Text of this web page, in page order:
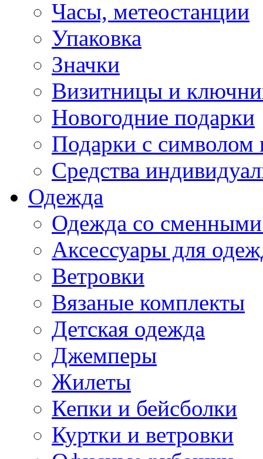
Часы, метеостанции
Упаковка
Значки
Визитницы и
Новогодние подарки
Подарки с символом
Средства
Одежда
Одежда со сменными
Аксессуары для
Ветровки
Вязаные комплекты
Детская одежда
Джемперы
Жилеты
Кепки и бейсболки
Куртки и ветровки